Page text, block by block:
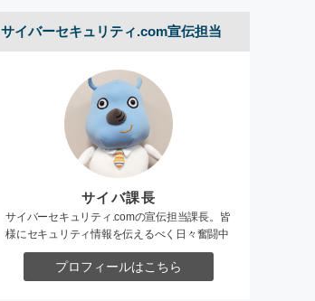
サイバーセキュリティ.com宣伝担当
サイバ課長
サイバーセキュリティ.comの宣伝担当課長。皆
様にセキュリティ情報を伝えるべく日々奮闘中
プロフィールはこちら